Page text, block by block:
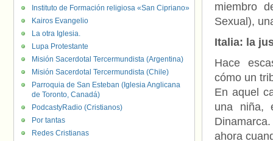
miembro
Sexual),
Italia: la
Hace
cómo un
En aquel
una niña,
ahora
Instituto de Formación religiosa «San Cipriano»
Kairos Evangelio
La otra Iglesia.
Lupa Protestante
Misión Sacerdotal Tercermundista (Argentina)
Misión Sacerdotal Tercermundista (Chile)
Parroquia de San Esteban (Iglesia Anglicana
de Toronto, Canadá)
PodcastyRadio (Cristianos)
Por tantas
Redes Cristianas